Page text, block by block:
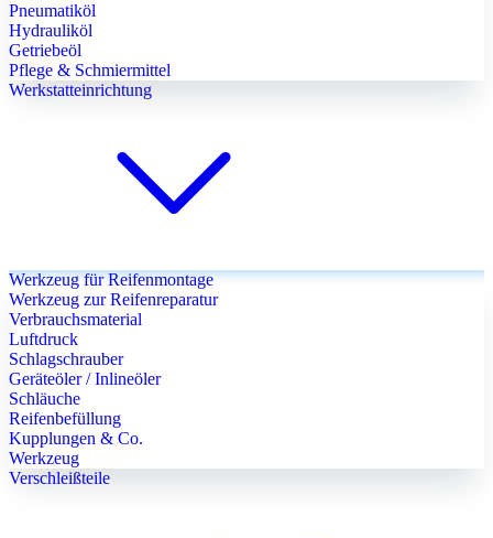
Pneumatiköl
Hydrauliköl
Getriebeöl
Pflege & Schmiermittel
Werkstatteinrichtung
Werkzeug für Reifenmontage
Werkzeug zur Reifenreparatur
Verbrauchsmaterial
Luftdruck
Schlagschrauber
Geräteöler / Inlineöler
Schläuche
Reifenbefüllung
Kupplungen & Co.
Werkzeug
Verschleißteile